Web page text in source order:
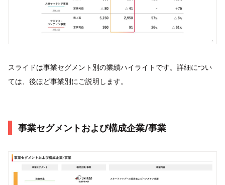
スライドは事業セグメント別の業績ハイライトです。詳細につい
ては、後ほど事業別にご説明します。
事業セグメントおよび構成企業/事業